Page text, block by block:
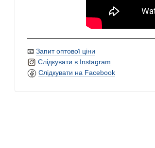
📧 Запит оптової ціни
Слідкувати в Instagram
Слідкувати на Facebook